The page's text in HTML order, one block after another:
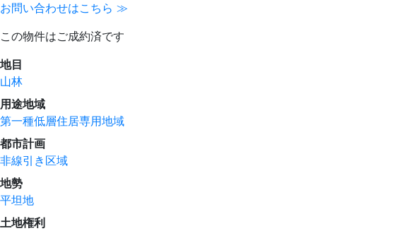
お問い合わせはこちら ≫
この物件はご成約済です
地目
山林
用途地域
第一種低層住居専用地域
都市計画
非線引き区域
地勢
平坦地
土地権利